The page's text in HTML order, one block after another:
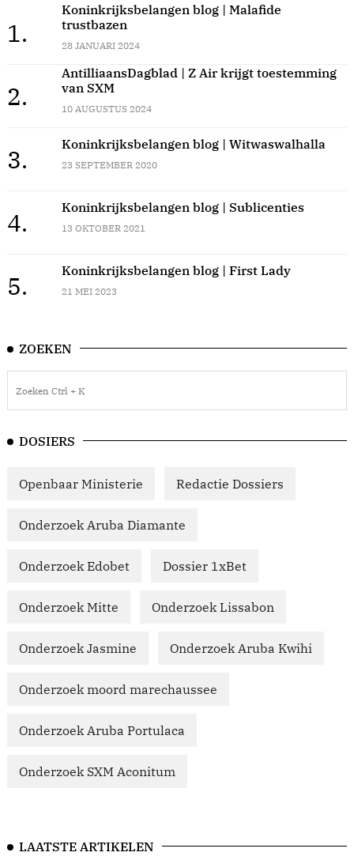
1.
Koninkrijksbelangen blog | Malafide
trustbazen
28 JANUARI 2024
2.
AntilliaansDagblad | Z Air krijgt toestemming
van SXM
10 AUGUSTUS 2024
3.
Koninkrijksbelangen blog | Witwaswalhalla
23 SEPTEMBER 2020
4.
Koninkrijksbelangen blog | Sublicenties
13 OKTOBER 2021
5.
Koninkrijksbelangen blog | First Lady
21 MEI 2023
ZOEKEN
DOSIERS
Openbaar Ministerie Redactie Dossiers
Onderzoek Aruba Diamante
Onderzoek Edobet Dossier 1xBet
Onderzoek Mitte Onderzoek Lissabon
Onderzoek Jasmine Onderzoek Aruba Kwihi
Onderzoek moord marechaussee
Onderzoek Aruba Portulaca
Onderzoek SXM Aconitum
LAATSTE ARTIKELEN